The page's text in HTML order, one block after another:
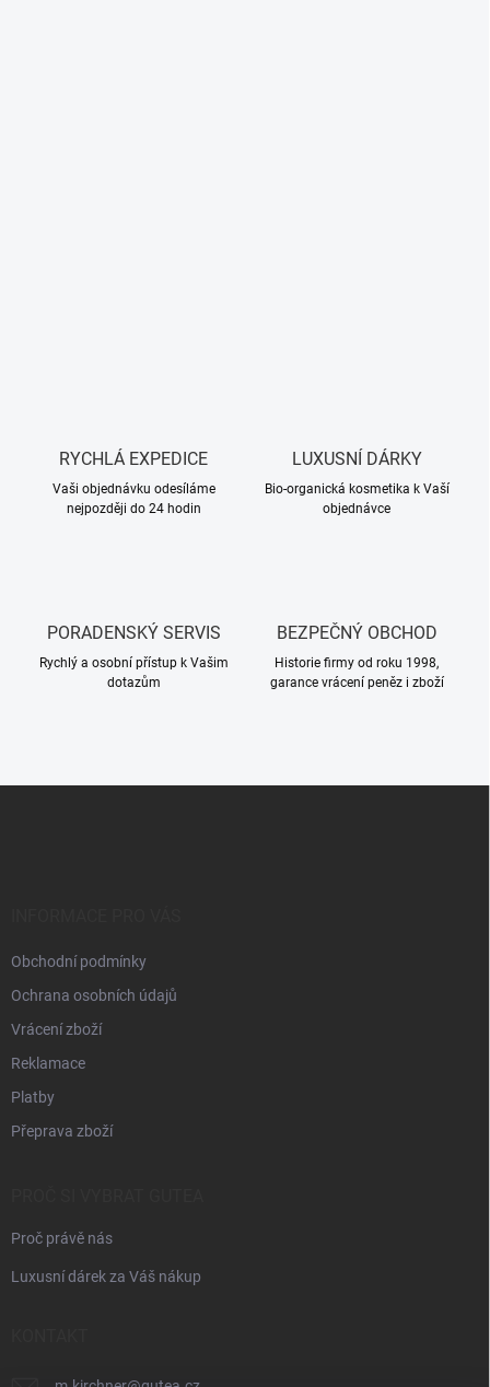
RYCHLÁ EXPEDICE
Vaši objednávku odesíláme
nejpozději do 24 hodin
LUXUSNÍ DÁRKY
Bio-organická kosmetika k Vaší
objednávce
PORADENSKÝ SERVIS
Rychlý a osobní přístup k Vašim
dotazům
BEZPEČNÝ OBCHOD
Historie firmy od roku 1998,
garance vrácení peněz i zboží
Obchodní podmínky
Ochrana osobních údajů
Vrácení zboží
Reklamace
Platby
Přeprava zboží
Proč právě nás
Luxusní dárek za Váš nákup